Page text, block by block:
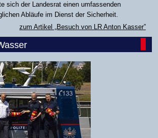
sich der Landesrat einen umfassenden
Abläufe im Dienst der Sicherheit.
zum Artikel „Besuch von LR Anton Kasser”